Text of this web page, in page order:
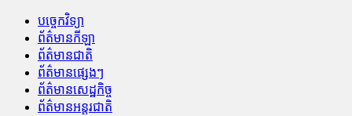
បច្ចេកវិទ្យា
ព័ត៌មានកីឡា
ព័ត៌មានជាតិ
ព័ត៌មានផ្សេងៗ
ព័ត៌មានសេដ្ឋកិច្ច
ព័ត៌មានអន្តរជាតិ